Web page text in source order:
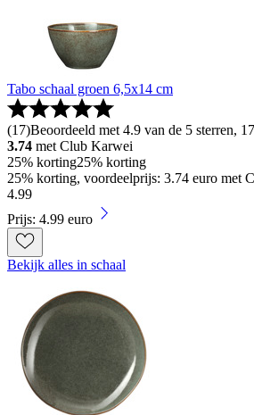
Tabo schaal groen 6,5x14 cm
(17)Beoordeeld met 4.9 van de 5 sterren,
3.74 met Club Karwei
25% korting25% korting
25% korting, voordeelprijs: 3.74 euro met
4.99
Prijs: 4.99 euro
Bekijk alles in schaal